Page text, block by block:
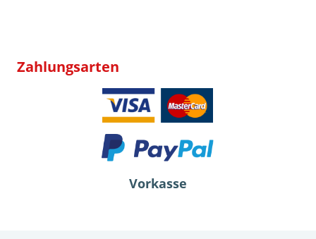
Zahlungsarten
Vorkasse